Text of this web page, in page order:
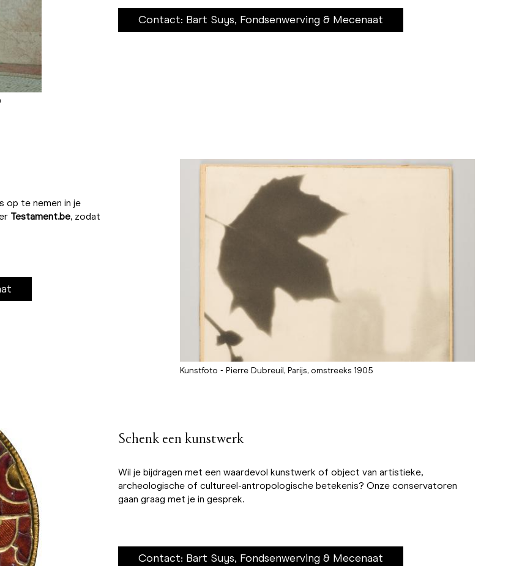
Contact: Bart Suys, Fondsenwerving & Mecenaat
op te nemen in je
Testament.be, zodat
Kunstfoto - Pierre Dubreuil, Parijs, omstreeks 1905
Schenk een kunstwerk
Wil je bijdragen met een waardevol kunstwerk of object van artistieke,
archeologische of cultureel-antropologische betekenis? Onze conservatoren
gaan graag met je in gesprek.
Contact: Bart Suys, Fondsenwerving & Mecenaat